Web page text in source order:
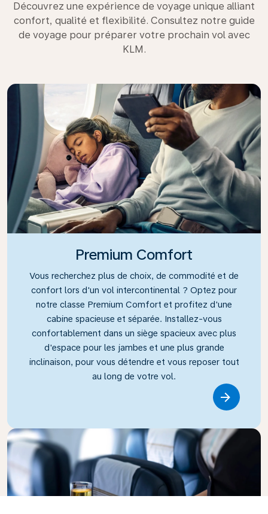
Découvrez une expérience de voyage unique alliant
confort, qualité et flexibilité. Consultez notre guide
de voyage pour préparer votre prochain vol avec
KLM.
Premium Comfort
Vous recherchez plus de choix, de commodité et de
confort lors d'un vol intercontinental ? Optez pour
notre classe Premium Comfort et profitez d'une
cabine spacieuse et séparée. Installez-vous
confortablement dans un siège spacieux avec plus
d'espace pour les jambes et une plus grande
inclinaison, pour vous détendre et vous reposer tout
au long de votre vol.